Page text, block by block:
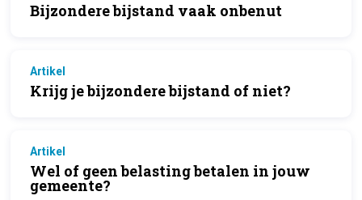
Bijzondere bijstand vaak onbenut
Artikel
Krijg je bijzondere bijstand of niet?
Artikel
Wel of geen belasting betalen in jouw
gemeente?